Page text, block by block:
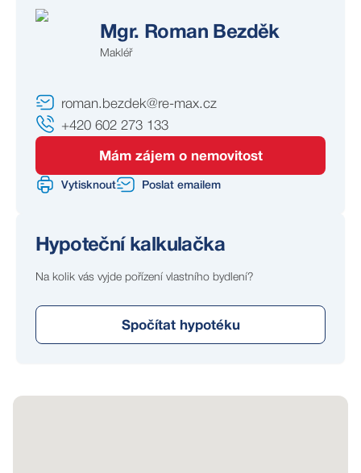
realitního makléře, m. 602 273 133.
Katastrální území: Lazsko
List vlastnictví: 106
Mgr. Roman Bezděk
Makléř
roman.bezdek@re-max.cz
+420 602 273 133
Mám zájem o nemovitost
Vytisknout Poslat emailem
Hypoteční kalkulačka
Na kolik vás vyjde pořízení vlastního bydlení?
Spočítat hypotéku